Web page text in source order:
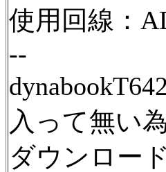
使用回線：
--
入って無い
ダウンロー